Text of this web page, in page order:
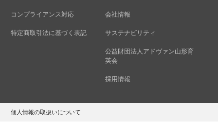
コンプライアンス対応
特定商取引法に基づく表記
会社情報
サステナビリティ
公益財団法人アドヴァン山形育
英会
採用情報
個人情報の取扱いについて